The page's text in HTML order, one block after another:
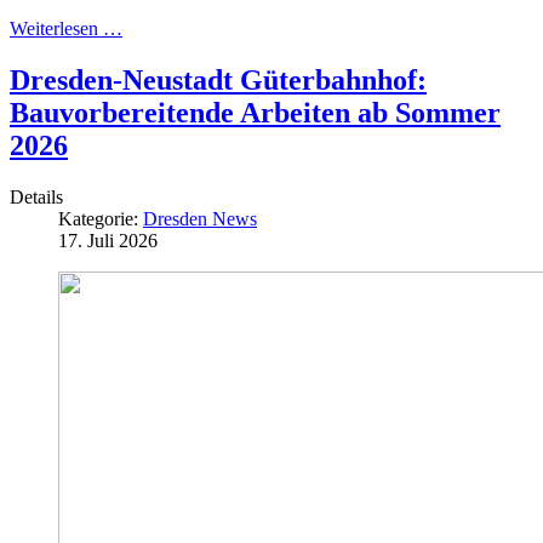
Weiterlesen …
Dresden-Neustadt Güterbahnhof:
Bauvorbereitende Arbeiten ab Sommer
2026
Details
Kategorie: Dresden News
17. Juli 2026